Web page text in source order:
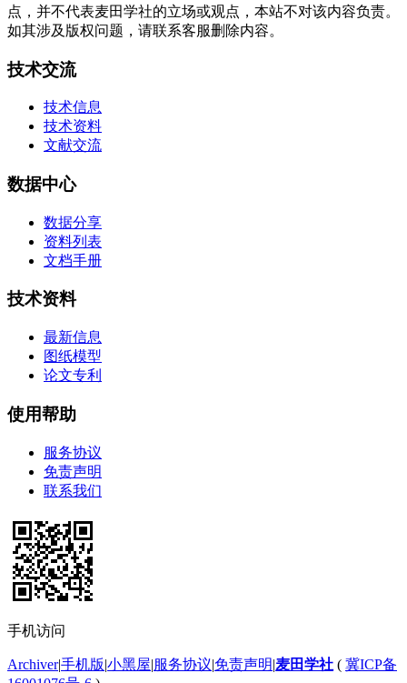
点，并不代表麦田学社的立场或观点，本站不对该内容负责。
如其涉及版权问题，请联系客服删除内容。
技术交流
技术信息
技术资料
文献交流
数据中心
数据分享
资料列表
文档手册
技术资料
最新信息
图纸模型
论文专利
使用帮助
服务协议
免责声明
联系我们
手机访问
Archiver|手机版|小黑屋|服务协议|免责声明|麦田学社 ( 冀ICP备